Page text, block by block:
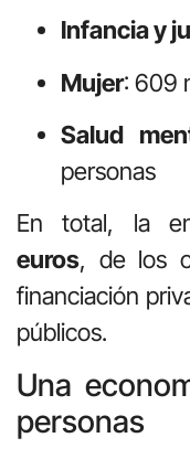
Infancia y
Mujer: 609
Salud
personas
En total, la
euros, de los
financiación
públicos.
Una
personas